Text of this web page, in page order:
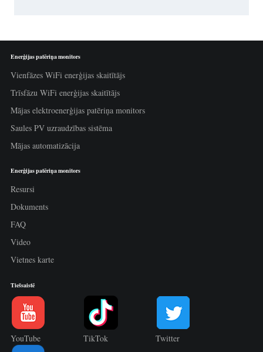
Enerģijas patēriņa monitors
Vienfāzes WiFi enerģijas skaitītājs
Trīsfāzu WiFi enerģijas skaitītājs
Mājas elektroenerģijas patēriņa monitors
Saules PV uzraudzības sistēma
Mājas automatizācija
Enerģijas patēriņa monitors
Resursi
Dokuments
FAQ
Video
Vietnes karte
Tiešsaistē
YouTube TikTok Twitter